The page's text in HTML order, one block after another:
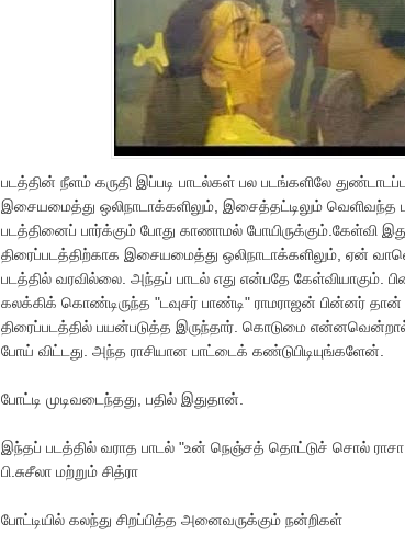
படத்தின் நீளம் கருதி இப்படி பாடல்கள் பல படங்களிலே
இசையமைத்து ஒலிநாடாக்களிலும், இசைத்தட்டிலும் வெளிவந்த
படத்தினைப் பார்க்கும் போது காணாமல் போயிருக்கும்.கேள்வி
திரைப்படத்திற்காக இசையமைத்து ஒலிநாடாக்களிலும், ஏன்
படத்தில் வரவில்லை. அந்தப் பாடல் எது என்பதே
கலக்கிக் கொண்டிருந்த "டவுசர் பாண்டி" ராமராஜன் பின்னர்
திரைப்படத்தில் பயன்படுத்த இருந்தார். கொடுமை
போய் விட்டது. அந்த ராசியான பாட்டைக் கண்டுபிடியுங்களேன்.
போட்டி முடிவடைந்தது, பதில் இதுதான்.
இந்தப் படத்தில் வராத பாடல் "உன் நெஞ்சத் தொட்டுச் சொல்
பி.சுசீலா மற்றும் சித்ரா
போட்டியில் கலந்து சிறப்பித்த அனைவருக்கும் நன்றிகள்